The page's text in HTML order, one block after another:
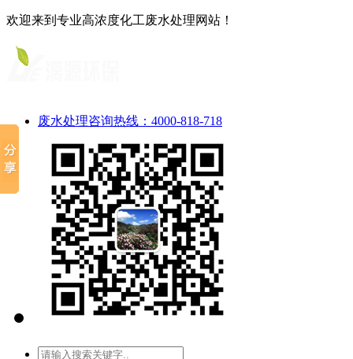
欢迎来到专业高浓度化工废水处理网站！
废水处理咨询热线：4000-818-718